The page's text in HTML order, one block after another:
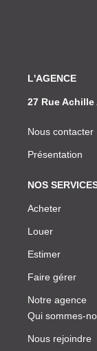
L'AGENCE
27 Rue Achille
Nous contacter
Présentation
NOS
Acheter
Louer
Estimer
Faire gérer
Notre agence
Qui sommes-
Nous rejoindre